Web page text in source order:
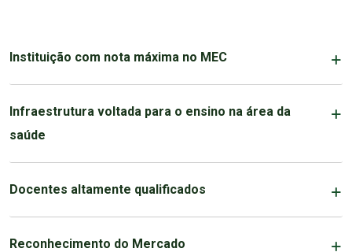
Instituição com nota máxima no MEC
Infraestrutura voltada para o ensino na área da
saúde
Docentes altamente qualificados
Reconhecimento do Mercado